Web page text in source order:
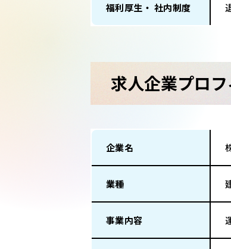
福利厚生・ 社内制度
求人企業プロ
企業名
業種
事業内容